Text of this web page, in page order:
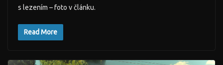
s lezením – foto v článku.
Read More